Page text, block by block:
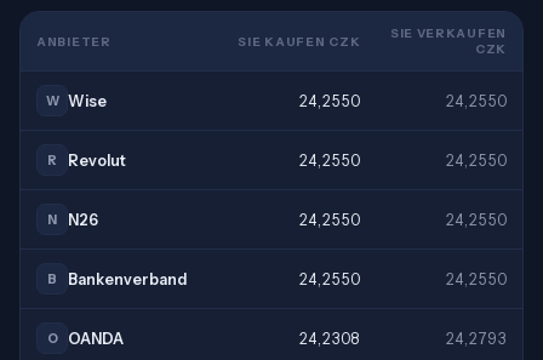
ANBIETER SIE KAUFEN CZK
SIE VERKAUFEN
CZK
W Wise 24,2550 24,2550
R Revolut 24,2550 24,2550
N N26 24,2550 24,2550
B Bankenverband 24,2550 24,2550
O OANDA 24,2308 24,2793